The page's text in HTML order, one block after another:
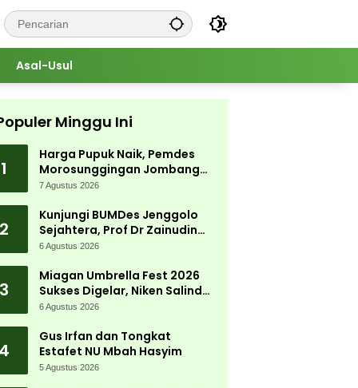
Asal-Usul
Minggu Ini
1
Harga Pupuk Naik, Pemdes
Morosunggingan Jombang
Cari Solusi Lewat Kajian
7 Agustus 2026
2
Kunjungi BUMDes Jenggolo
Sejahtera, Prof Dr Zainudin
Maliki: Kita Wujudkan
Potensi Desa
6 Agustus 2026
3
Miagan Umbrella Fest 2026
Sukses Digelar, Niken Salindry
Jadi Magnet Ribuan
6 Agustus 2026
4
Gus Irfan dan Tongkat
Estafet NU Mbah Hasyim
5 Agustus 2026